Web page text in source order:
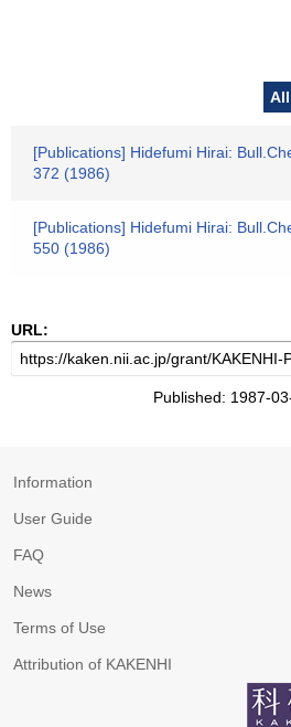
All
[Publications] Hidefumi Hirai:
372 (1986)
[Publications] Hidefumi Hirai:
550 (1986)
URL:
Published: 1987-
Information
User Guide
FAQ
News
Terms of Use
Attribution of KAKENHI